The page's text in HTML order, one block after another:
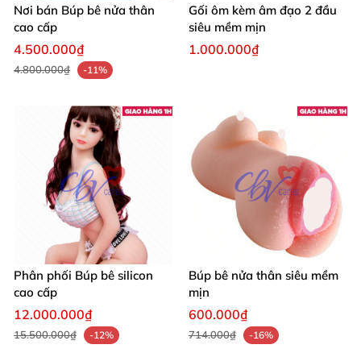
Nơi bán Búp bê nửa thân
cao cấp
4.500.000₫
4.800.000₫ -11%
Gối ôm kèm âm đạo 2 đầu
siêu mềm mịn
1.000.000₫
Phân phối Búp bê silicon
cao cấp
12.000.000₫
15.500.000₫ -12%
Búp bê nửa thân siêu mềm
mịn
600.000₫
714.000₫ -16%